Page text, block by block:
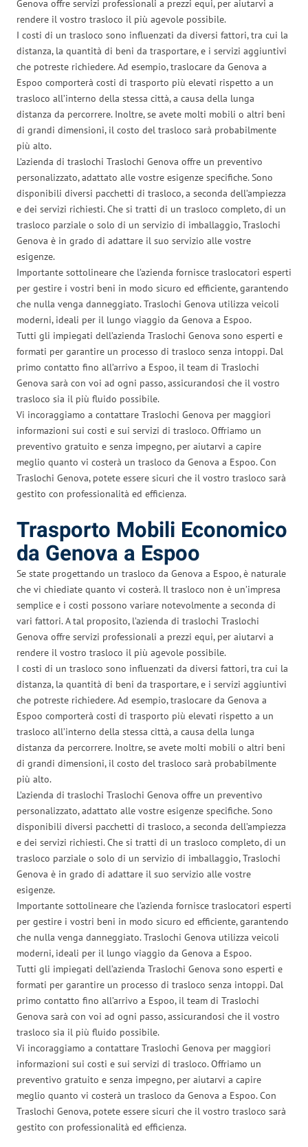
Genova offre servizi professionali a prezzi equi, per aiutarvi a
rendere il vostro trasloco il più agevole possibile.
I costi di un trasloco sono influenzati da diversi fattori, tra cui la
distanza, la quantità di beni da trasportare, e i servizi aggiuntivi
che potreste richiedere. Ad esempio, traslocare da Genova a
Espoo comporterà costi di trasporto più elevati rispetto a un
trasloco all’interno della stessa città, a causa della lunga
distanza da percorrere. Inoltre, se avete molti mobili o altri beni
di grandi dimensioni, il costo del trasloco sarà probabilmente
più alto.
L’azienda di traslochi Traslochi Genova offre un preventivo
personalizzato, adattato alle vostre esigenze specifiche. Sono
disponibili diversi pacchetti di trasloco, a seconda dell’ampiezza
e dei servizi richiesti. Che si tratti di un trasloco completo, di un
trasloco parziale o solo di un servizio di imballaggio, Traslochi
Genova è in grado di adattare il suo servizio alle vostre
esigenze.
Importante sottolineare che l’azienda fornisce traslocatori esperti
per gestire i vostri beni in modo sicuro ed efficiente, garantendo
che nulla venga danneggiato. Traslochi Genova utilizza veicoli
moderni, ideali per il lungo viaggio da Genova a Espoo.
Tutti gli impiegati dell’azienda Traslochi Genova sono esperti e
formati per garantire un processo di trasloco senza intoppi. Dal
primo contatto fino all’arrivo a Espoo, il team di Traslochi
Genova sarà con voi ad ogni passo, assicurandosi che il vostro
trasloco sia il più fluido possibile.
Vi incoraggiamo a contattare Traslochi Genova per maggiori
informazioni sui costi e sui servizi di trasloco. Offriamo un
preventivo gratuito e senza impegno, per aiutarvi a capire
meglio quanto vi costerà un trasloco da Genova a Espoo. Con
Traslochi Genova, potete essere sicuri che il vostro trasloco sarà
gestito con professionalità ed efficienza.
Trasporto Mobili Economico
da Genova a Espoo
Se state progettando un trasloco da Genova a Espoo, è naturale
che vi chiediate quanto vi costerà. Il trasloco non è un’impresa
semplice e i costi possono variare notevolmente a seconda di
vari fattori. A tal proposito, l’azienda di traslochi Traslochi
Genova offre servizi professionali a prezzi equi, per aiutarvi a
rendere il vostro trasloco il più agevole possibile.
I costi di un trasloco sono influenzati da diversi fattori, tra cui la
distanza, la quantità di beni da trasportare, e i servizi aggiuntivi
che potreste richiedere. Ad esempio, traslocare da Genova a
Espoo comporterà costi di trasporto più elevati rispetto a un
trasloco all’interno della stessa città, a causa della lunga
distanza da percorrere. Inoltre, se avete molti mobili o altri beni
di grandi dimensioni, il costo del trasloco sarà probabilmente
più alto.
L’azienda di traslochi Traslochi Genova offre un preventivo
personalizzato, adattato alle vostre esigenze specifiche. Sono
disponibili diversi pacchetti di trasloco, a seconda dell’ampiezza
e dei servizi richiesti. Che si tratti di un trasloco completo, di un
trasloco parziale o solo di un servizio di imballaggio, Traslochi
Genova è in grado di adattare il suo servizio alle vostre
esigenze.
Importante sottolineare che l’azienda fornisce traslocatori esperti
per gestire i vostri beni in modo sicuro ed efficiente, garantendo
che nulla venga danneggiato. Traslochi Genova utilizza veicoli
moderni, ideali per il lungo viaggio da Genova a Espoo.
Tutti gli impiegati dell’azienda Traslochi Genova sono esperti e
formati per garantire un processo di trasloco senza intoppi. Dal
primo contatto fino all’arrivo a Espoo, il team di Traslochi
Genova sarà con voi ad ogni passo, assicurandosi che il vostro
trasloco sia il più fluido possibile.
Vi incoraggiamo a contattare Traslochi Genova per maggiori
informazioni sui costi e sui servizi di trasloco. Offriamo un
preventivo gratuito e senza impegno, per aiutarvi a capire
meglio quanto vi costerà un trasloco da Genova a Espoo. Con
Traslochi Genova, potete essere sicuri che il vostro trasloco sarà
gestito con professionalità ed efficienza.